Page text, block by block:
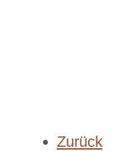
Zurück